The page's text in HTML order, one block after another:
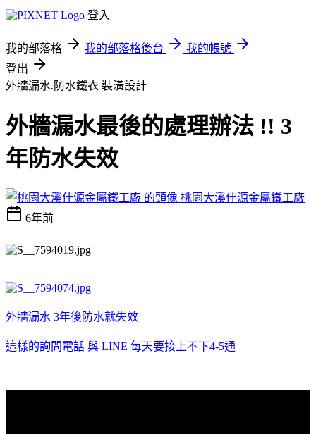
登入
我的部落格 我的部落格後台
我的帳號
登出
外牆漏水.防水鐵衣 裝潢設計
外牆漏水最後的處理辦法 !! 3
年防水失效
桃園大溪佳源金屬鐵工廠
6年前
外牆漏水 3年後防水就失效
這樣的詢問電話 與 LINE 每天要接上不下4-5通